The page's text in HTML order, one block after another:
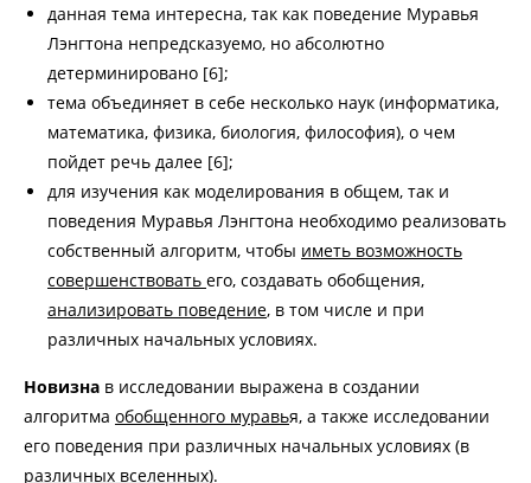
данная тема интересна, так как поведение Муравья
Лэнгтона непредсказуемо, но абсолютно
детерминировано [6];
тема объединяет в себе несколько наук (информатика,
математика, физика, биология, философия), о чем
пойдет речь далее [6];
для изучения как моделирования в общем, так и
поведения Муравья Лэнгтона необходимо реализовать
собственный алгоритм, чтобы иметь возможность
совершенствовать его, создавать обобщения,
анализировать поведение, в том числе и при
различных начальных условиях.
Новизна в исследовании выражена в создании
алгоритма обобщенного муравья, а также исследовании
его поведения при различных начальных условиях (в
различных вселенных).